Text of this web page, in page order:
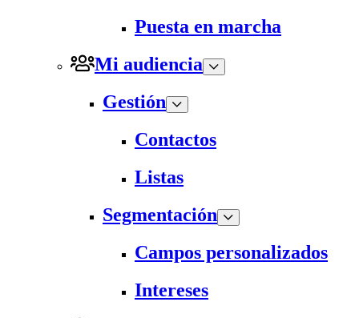
Puesta en marcha
Mi audiencia
Gestión
Contactos
Listas
Segmentación
Campos personalizados
Intereses